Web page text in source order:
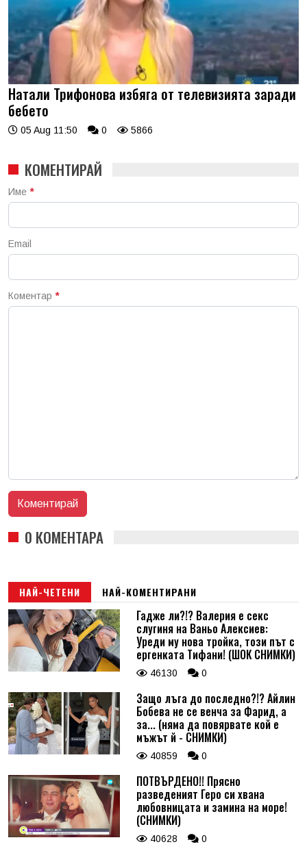
Натали Трифонова избяга от телевизията заради
бебето
05 Aug 11:50 0 5866
КОМЕНТИРАЙ
Име *
Email
Коментар *
0 КОМЕНТАРА
НАЙ-ЧЕТЕНИ НАЙ-КОМЕНТИРАНИ
Гадже ли?!? Валерия е секс
слугиня на Ваньо Алексиев:
Уреди му нова тройка, този път с
ергенката Тифани! (ШОК СНИМКИ)
46130 0
Защо лъга до последно?!? Айлин
Бобева не се венча за Фарид, а
за... (няма да повярвате кой е
мъжът й - СНИМКИ)
40859 0
ПОТВЪРДЕНО!! Прясно
разведеният Геро си хвана
любовницата и замина на море!
(СНИМКИ)
40628 0